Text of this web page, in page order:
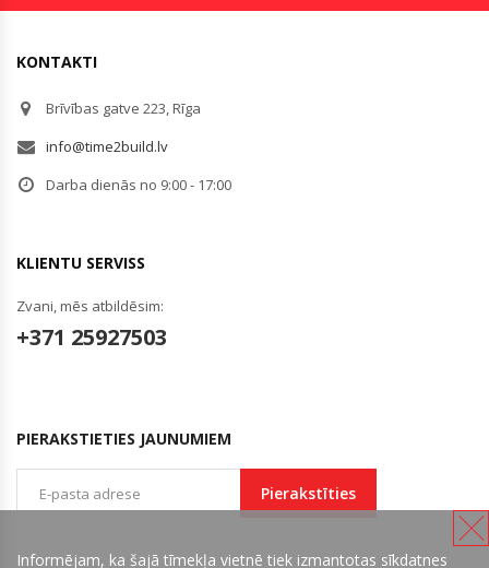
KONTAKTI
Brīvības gatve 223, Rīga
info@time2build.lv
Darba dienās no 9:00 - 17:00
KLIENTU SERVISS
Zvani, mēs atbildēsim:
+371 25927503
PIERAKSTIETIES JAUNUMIEM
Pierakstīties
Informējam, ka šajā tīmekļa vietnē tiek izmantotas sīkdatnes